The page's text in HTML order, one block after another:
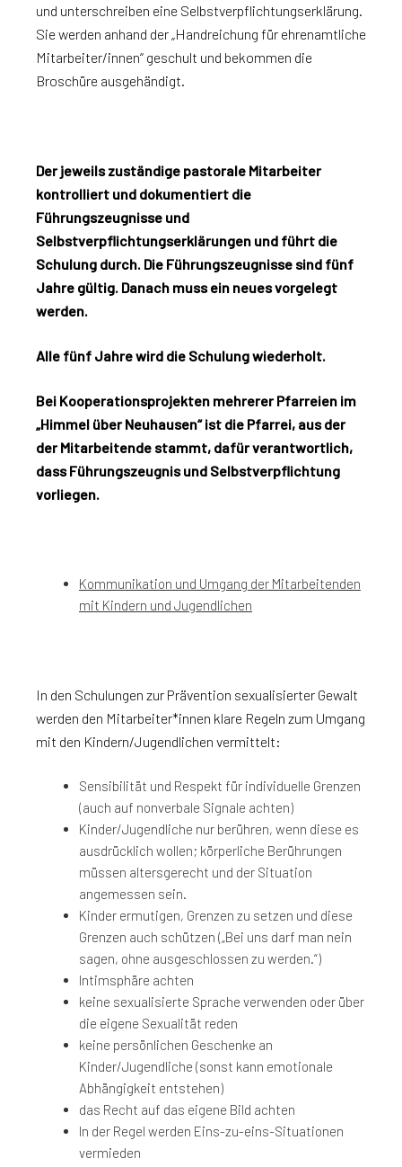
und unterschreiben eine Selbstverpflichtungserklärung.
Sie werden anhand der „Handreichung für ehrenamtliche
Mitarbeiter/innen“ geschult und bekommen die
Broschüre ausgehändigt.
Der jeweils zuständige pastorale Mitarbeiter
kontrolliert und dokumentiert die
Führungszeugnisse und
Selbstverpflichtungserklärungen und führt die
Schulung durch. Die Führungszeugnisse sind fünf
Jahre gültig. Danach muss ein neues vorgelegt
werden.
Alle fünf Jahre wird die Schulung wiederholt.
Bei Kooperationsprojekten mehrerer Pfarreien im
„Himmel über Neuhausen“ ist die Pfarrei, aus der
der Mitarbeitende stammt, dafür verantwortlich,
dass Führungszeugnis und Selbstverpflichtung
vorliegen.
Kommunikation und Umgang der Mitarbeitenden
mit Kindern und Jugendlichen
In den Schulungen zur Prävention sexualisierter Gewalt
werden den Mitarbeiter*innen klare Regeln zum Umgang
mit den Kindern/Jugendlichen vermittelt:
Sensibilität und Respekt für individuelle Grenzen
(auch auf nonverbale Signale achten)
Kinder/Jugendliche nur berühren, wenn diese es
ausdrücklich wollen; körperliche Berührungen
müssen altersgerecht und der Situation
angemessen sein.
Kinder ermutigen, Grenzen zu setzen und diese
Grenzen auch schützen („Bei uns darf man nein
sagen, ohne ausgeschlossen zu werden.“)
Intimsphäre achten
keine sexualisierte Sprache verwenden oder über
die eigene Sexualität reden
keine persönlichen Geschenke an
Kinder/Jugendliche (sonst kann emotionale
Abhängigkeit entstehen)
das Recht auf das eigene Bild achten
In der Regel werden Eins-zu-eins-Situationen
vermieden